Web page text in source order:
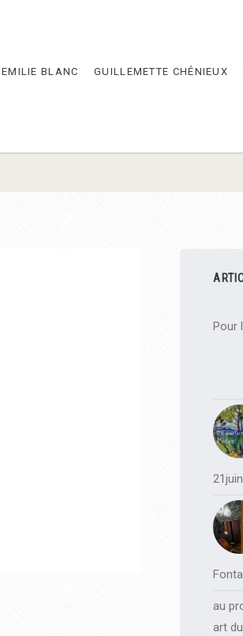
EMILIE BLANC GUILLEMETTE CHÉNIEUX
Pour
21juin
au
art